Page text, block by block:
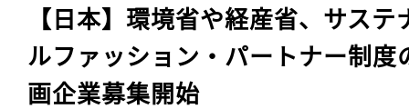
【日本】環境省や経産省、サステ
ルファッション・パートナー制度
画企業募集開始